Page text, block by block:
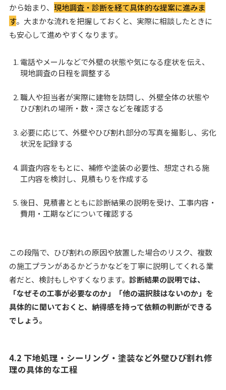
から始まり、 現地調査・診断を経て具体的な提案に進みま
す。大まかな流れを把握しておくと、実際に相談したときに
も安心して進めやすくなります。
電話やメールなどで外壁の状態や気になる症状を伝え、
現地調査の日程を調整する
職人や担当者が実際に建物を訪問し、外壁全体の状態や
ひび割れの場所・数・深さなどを確認する
必要に応じて、外壁やひび割れ部分の写真を撮影し、劣化
状況を記録する
調査内容をもとに、補修や塗装の必要性、想定される施
工内容を検討し、見積もりを作成する
後日、見積書とともに診断結果の説明を受け、工事内容・
費用・工期などについて確認する
この段階で、ひび割れの原因や放置した場合のリスク、複数
の施工プランがあるかどうかなどを丁寧に説明してくれる業
者だと、検討もしやすくなります。 診断結果の説明では、
「なぜその工事が必要なのか」「他の選択肢はないのか」を
具体的に聞いておくと、納得感を持って依頼の判断ができる
でしょう。
4.2 下地処理・シーリング・塗装など外壁ひび割れ修
理の具体的な工程